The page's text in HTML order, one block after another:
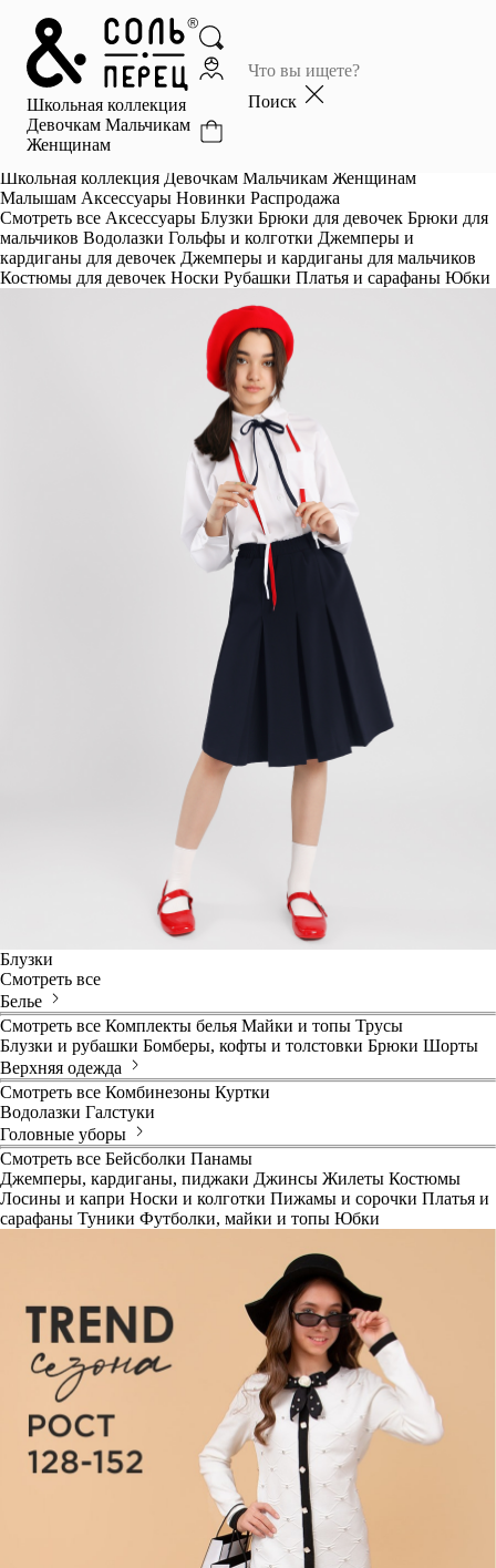
Школьная коллекция
Девочкам Мальчикам
Женщинам
Поиск
Главная
Каталог
Избранное
Школьная коллекция Девочкам Мальчикам Женщинам
Малышам Аксессуары Новинки Распродажа
Смотреть все Аксессуары Блузки Брюки для девочек Брюки для
мальчиков Водолазки Гольфы и колготки Джемперы и
кардиганы для девочек Джемперы и кардиганы для мальчиков
Костюмы для девочек Носки Рубашки Платья и сарафаны Юбки
Блузки
Смотреть все
Белье
Смотреть все Комплекты белья Майки и топы Трусы
Блузки и рубашки Бомберы, кофты и толстовки Брюки Шорты
Верхняя одежда
Смотреть все Комбинезоны Куртки
Водолазки Галстуки
Головные уборы
Смотреть все Бейсболки Панамы
Джемперы, кардиганы, пиджаки Джинсы Жилеты Костюмы
Лосины и капри Носки и колготки Пижамы и сорочки Платья и
сарафаны Туники Футболки, майки и топы Юбки